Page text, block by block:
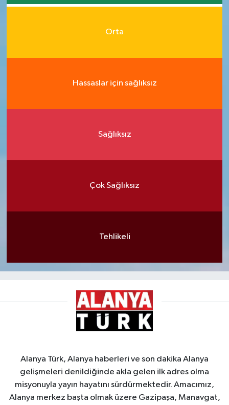
Orta
Hassaslar için sağlıksız
Sağlıksız
Çok Sağlıksız
Tehlikeli
Alanya Türk, Alanya haberleri ve son dakika Alanya
gelişmeleri denildiğinde akla gelen ilk adres olma
misyonuyla yayın hayatını sürdürmektedir. Amacımız,
Alanya merkez başta olmak üzere Gazipaşa, Manavgat,